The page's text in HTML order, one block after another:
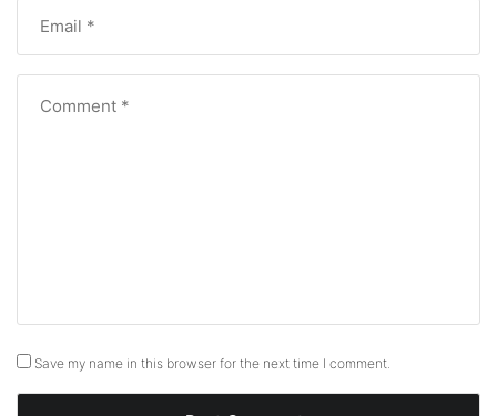
Save my name in this browser for the next time I comment.